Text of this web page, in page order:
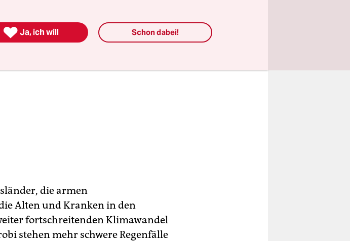
die armen
Alten und Kranken in den
fortschreitenden Klimawandel
stehen mehr schwere Regenfälle
 Ja, ich will Schon dabei!